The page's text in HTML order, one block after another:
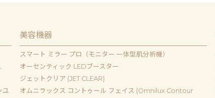
ユ
美容機器
スマート ミラー プロ（モニター 一体型肌分析機）
オーセンティック LEDブースター
ジェットクリア (JET CLEAR)
オムニラックス コントゥール フェイス (Omnilux Contour